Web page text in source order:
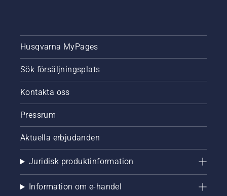
Husqvarna MyPages
Sök försäljningsplats
Kontakta oss
Pressrum
Aktuella erbjudanden
Juridisk produktinformation
Information om e-handel